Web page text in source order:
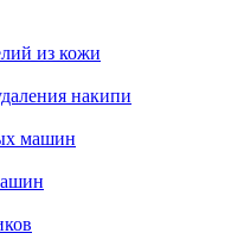
из кожи
накипи
машин